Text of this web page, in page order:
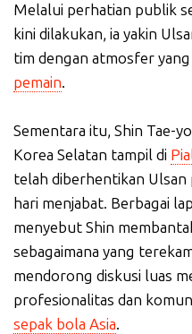
Melalui perhatian publik
kini dilakukan, ia yakin
tim dengan atmosfer
pemain.
Sementara itu, Shin Tae-
Korea Selatan tampil di
telah diberhentikan
hari menjabat. Berbagai
menyebut Shin
sebagaimana yang
mendorong diskusi luas
profesionalitas dan
sepak bola Asia.